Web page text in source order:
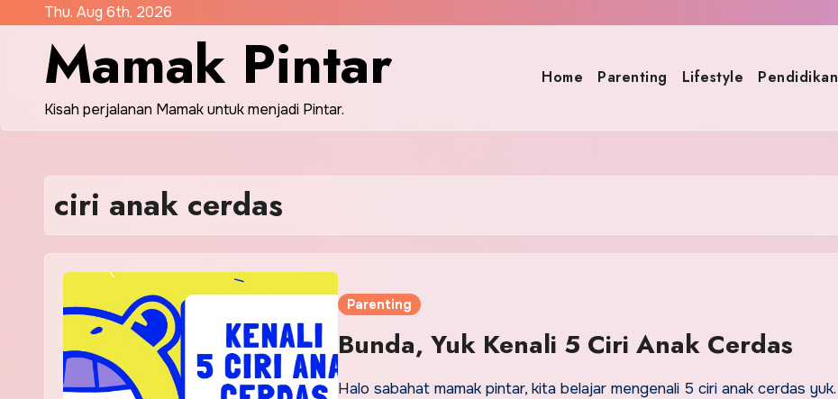
content
Thu. Aug 6th, 2026
Mamak Pintar
Kisah perjalanan Mamak untuk menjadi Pintar.
Home Parenting Lifestyle Pendidikan
ciri anak cerdas
Parenting
Bunda, Yuk Kenali 5 Ciri Anak Cerdas
Halo sabahat mamak pintar, kita belajar mengenali 5 ciri anak cerdas yuk.